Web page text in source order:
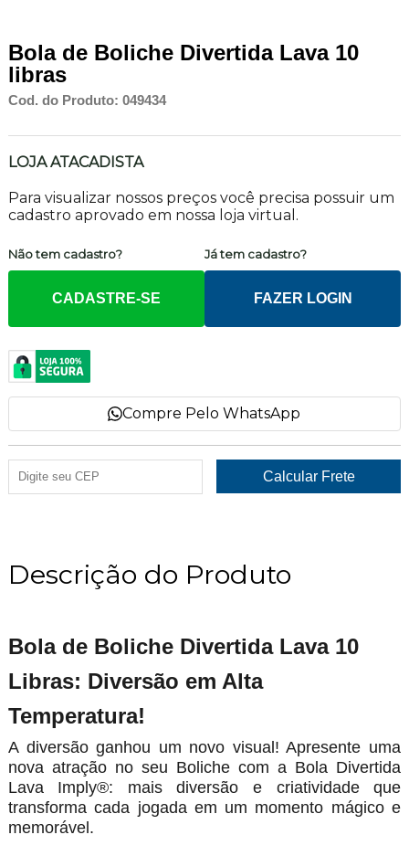
Bola de Boliche Divertida Lava 10
libras
Cod. do Produto: 049434
LOJA ATACADISTA
Para visualizar nossos preços você precisa possuir um
cadastro aprovado em nossa loja virtual.
Não tem cadastro?
CADASTRE-SE
Já tem cadastro?
FAZER LOGIN
Compre Pelo WhatsApp
Descrição do Produto
Bola de Boliche Divertida Lava 10
Libras: Diversão em Alta
Temperatura!
A diversão ganhou um novo visual! Apresente uma
nova atração no seu Boliche com a Bola Divertida
Lava Imply®: mais diversão e criatividade que
transforma cada jogada em um momento mágico e
memorável.